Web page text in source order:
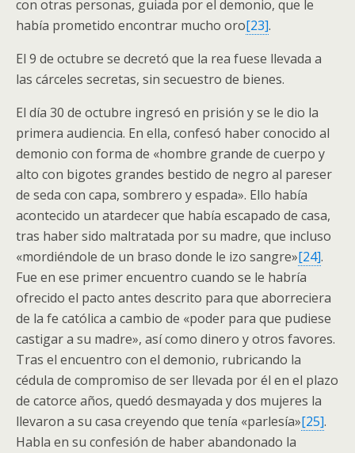
con otras personas, guiada por el demonio, que le
había prometido encontrar mucho oro[23].
El 9 de octubre se decretó que la rea fuese llevada a
las cárceles secretas, sin secuestro de bienes.
El día 30 de octubre ingresó en prisión y se le dio la
primera audiencia. En ella, confesó haber conocido al
demonio con forma de «hombre grande de cuerpo y
alto con bigotes grandes bestido de negro al pareser
de seda con capa, sombrero y espada». Ello había
acontecido un atardecer que había escapado de casa,
tras haber sido maltratada por su madre, que incluso
«mordiéndole de un braso donde le izo sangre»[24].
Fue en ese primer encuentro cuando se le habría
ofrecido el pacto antes descrito para que aborreciera
de la fe católica a cambio de «poder para que pudiese
castigar a su madre», así como dinero y otros favores.
Tras el encuentro con el demonio, rubricando la
cédula de compromiso de ser llevada por él en el plazo
de catorce años, quedó desmayada y dos mujeres la
llevaron a su casa creyendo que tenía «parlesía»[25].
Habla en su confesión de haber abandonado la